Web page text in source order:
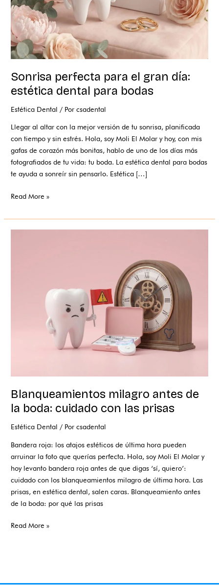
Sonrisa perfecta para el gran día:
estética dental para bodas
Estética Dental / Porcsadental
Llegar al altar con la mejor versión de tu sonrisa, planificada
con tiempo y sin estrés. Hola, soy Moli El Molar y hoy, con mis
gafas de corazón más bonitas, hablo de uno de los días más
fotografiados de tu vida: tu boda. La estética dental para bodas
te ayuda a sonreír sin pensarlo. Estética […]
para
bodas
Read More »
Blanqueamientos milagro antes de
la boda: cuidado con las prisas
Estética Dental / Porcsadental
Bandera roja: los atajos estéticos de última hora pueden
arruinar la foto que querías perfecta. Hola, soy Moli El Molar y
hoy levanto bandera roja antes de que digas ‘sí, quiero’:
cuidado con los blanqueamientos milagro de última hora. Las
prisas, en estética dental, salen caras. Blanqueamiento antes
de la boda: por qué las prisas
Read More »